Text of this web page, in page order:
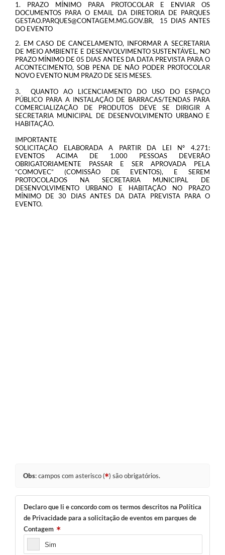
1. PRAZO MÍNIMO PARA PROTOCOLAR E ENVIAR OS
DOCUMENTOS PARA O EMAIL DA DIRETORIA DE PARQUES
GESTAO.PARQUES@CONTAGEM.MG.GOV.BR, 15 DIAS ANTES
DO EVENTO
2. EM CASO DE CANCELAMENTO, INFORMAR A SECRETARIA
DE MEIO AMBIENTE E DESENVOLVIMENTO SUSTENTÁVEL, NO
PRAZO MÍNIMO DE 05 DIAS ANTES DA DATA PREVISTA PARA O
ACONTECIMENTO, SOB PENA DE NÃO PODER PROTOCOLAR
NOVO EVENTO NUM PRAZO DE SEIS MESES.
3. QUANTO AO LICENCIAMENTO DO USO DO ESPAÇO
PÚBLICO PARA A INSTALAÇÃO DE BARRACAS/TENDAS PARA
COMERCIALIZAÇÃO DE PRODUTOS DEVE SE DIRIGIR A
SECRETARIA MUNICIPAL DE DESENVOLVIMENTO URBANO E
HABITAÇÃO.
IMPORTANTE
SOLICITAÇÃO ELABORADA A PARTIR DA LEI Nº 4.271:
EVENTOS ACIMA DE 1.000 PESSOAS DEVERÃO
OBRIGATORIAMENTE PASSAR E SER APROVADA PELA
“COMOVEC” (COMISSÃO DE EVENTOS), E SEREM
PROTOCOLADOS NA SECRETARIA MUNICIPAL DE
DESENVOLVIMENTO URBANO E HABITAÇÃO NO PRAZO
MÍNIMO DE 30 DIAS ANTES DA DATA PREVISTA PARA O
EVENTO.
Obs: campos com asterisco ( ) são obrigatórios.
Declaro que li e concordo com os termos descritos na Política
de Privacidade para a solicitação de eventos em parques de
Contagem
Sim